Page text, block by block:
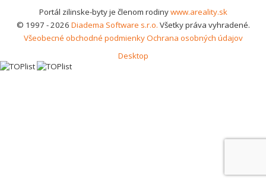
Portál zilinske-byty je členom rodinywww.areality.sk
© 1997 - 2026 Diadema Software s.r.o. Všetky práva vyhradené.
Všeobecné obchodné podmienkyOchrana osobných údajov
Desktop